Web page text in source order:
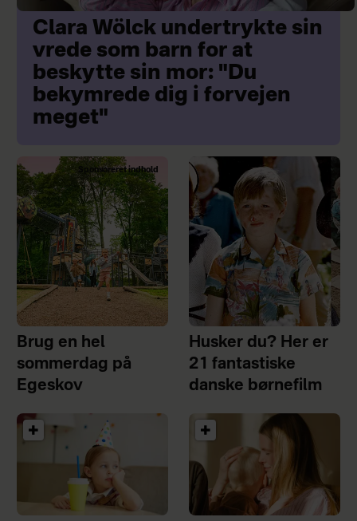
Clara Wölck undertrykte sin
vrede som barn for at
beskytte sin mor: "Du
bekymrede dig i forvejen
meget"
Sponsoreret indhold
Brug en hel
sommerdag på
Egeskov
Husker du? Her er
21 fantastiske
danske børnefilm